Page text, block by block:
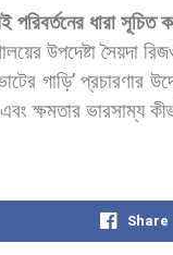
পরিবর্তনের ধারা সূচিত
উপদেষ্টা সৈয়দা
গাড়ি’প্রচারণার
এবং ক্ষমতার ভারসাম্য
Share